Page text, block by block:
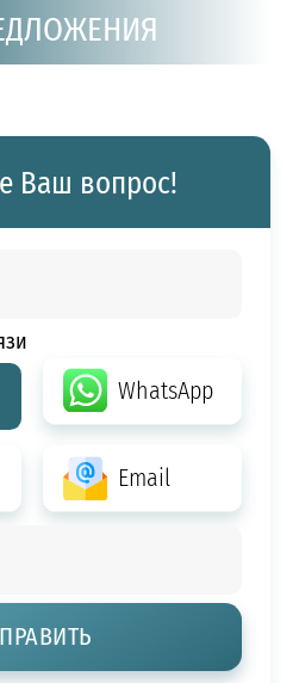
Ваш вопрос!
WhatsApp
Email